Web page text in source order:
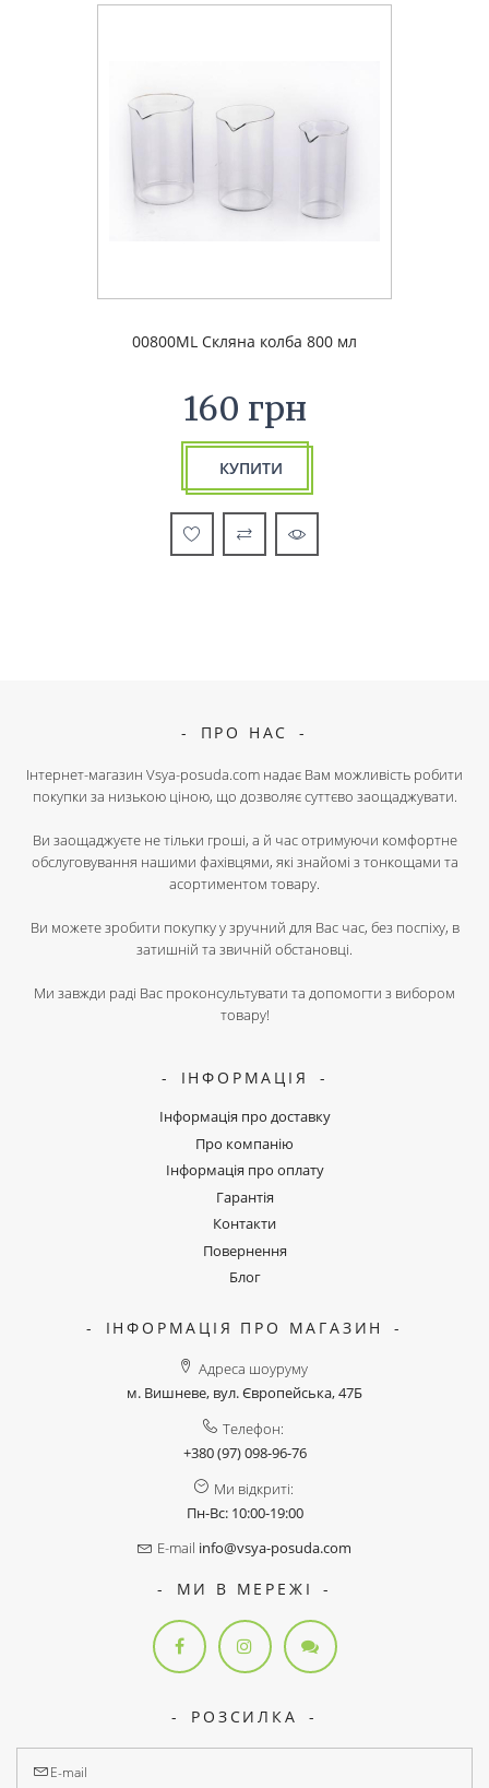
00800ML Скляна колба 800 мл
160 грн
КУПИТИ
ПРО НАС
Інтернет-магазин Vsya-posuda.com надає Вам можливість робити
покупки за низькою ціною, що дозволяє суттєво заощаджувати.
Ви заощаджуєте не тільки гроші, а й час отримуючи комфортне
обслуговування нашими фахівцями, які знайомі з тонкощами та
асортиментом товару.
Ви можете зробити покупку у зручний для Вас час, без поспіху, в
затишній та звичній обстановці.
Ми завжди раді Вас проконсультувати та допомогти з вибором
товару!
ІНФОРМАЦІЯ
Інформація про доставку
Про компанію
Інформація про оплату
Гарантія
Контакти
Повернення
Блог
ІНФОРМАЦІЯ ПРО МАГАЗИН
Адреса шоуруму
м. Вишневе, вул. Європейська, 47Б
Телефон:
+380 (97) 098-96-76
Ми відкриті:
Пн-Вс: 10:00-19:00
E-mail info@vsya-posuda.com
МИ В МЕРЕЖІ
РОЗСИЛКА